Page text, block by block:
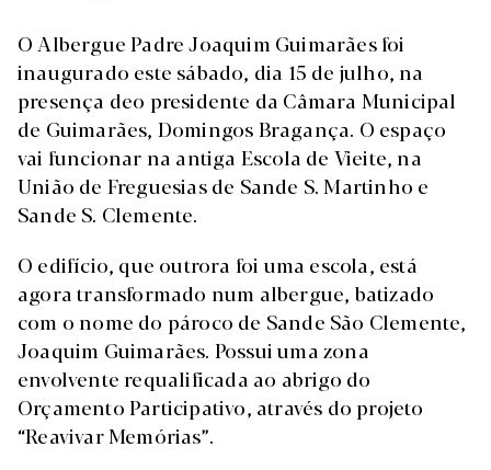
O Albergue Padre Joaquim Guimarães foi
inaugurado este sábado, dia 15 de julho, na
presença deo presidente da Câmara Municipal
de Guimarães, Domingos Bragança. O espaço
vai funcionar na antiga Escola de Vieite, na
União de Freguesias de Sande S. Martinho e
Sande S. Clemente.
O edifício, que outrora foi uma escola, está
agora transformado num albergue, batizado
com o nome do pároco de Sande São Clemente,
Joaquim Guimarães. Possui uma zona
envolvente requalificada ao abrigo do
Orçamento Participativo, através do projeto
“Reavivar Memórias”.